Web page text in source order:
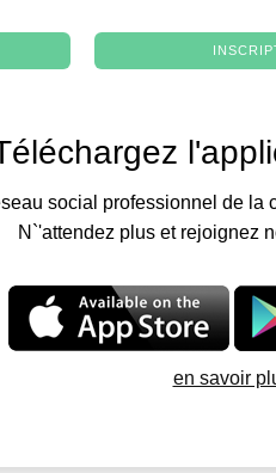
social professionnel de la
N`'attendez plus et rejoignez
en savoir